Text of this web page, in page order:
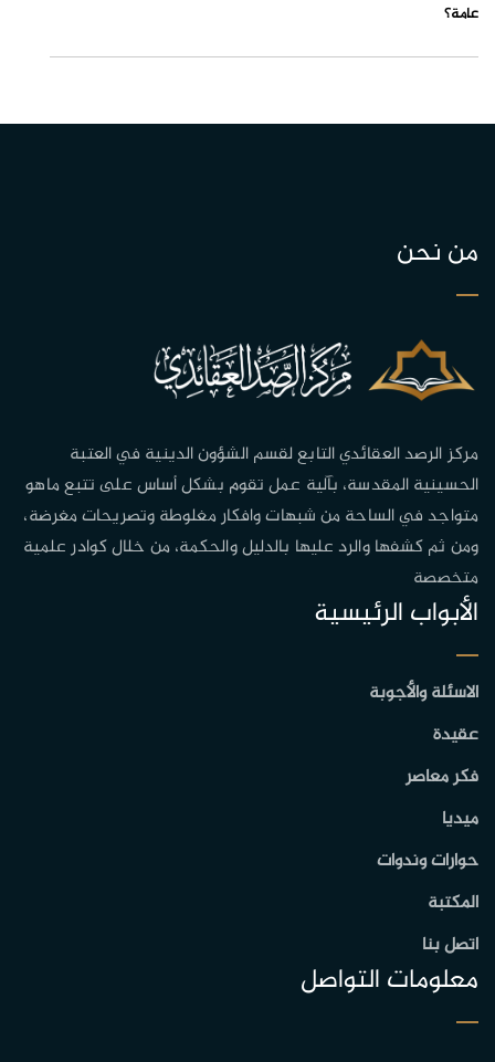
عامة؟
من نحن
مركز الرصد العقائدي التابع لقسم الشؤون الدينية في العتبة
الحسينية المقدسة، بآلية عمل تقوم بشكل أساس على تتبع ماهو
متواجد في الساحة من شبهات وافكار مغلوطة وتصريحات مغرضة،
ومن ثم كشفها والرد عليها بالدليل والحكمة، من خلال كوادر علمية
متخصصة
الأبواب الرئيسية
الاسئلة والأجوبة
عقيدة
فكر معاصر
ميديا
حوارات وندوات
المكتبة
اتصل بنا
معلومات التواصل